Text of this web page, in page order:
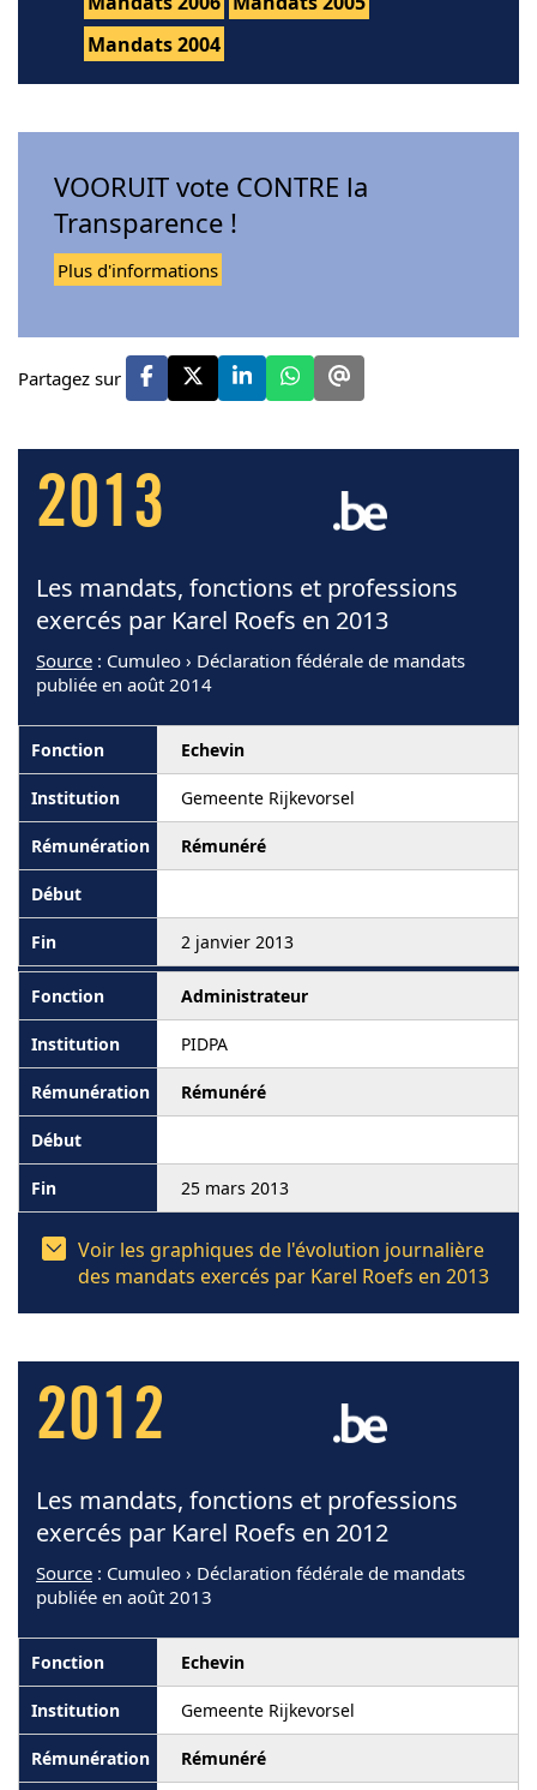
Mandats 2004
VOORUIT vote CONTRE la
Transparence !
Plus d'informations
Partagez sur
2013
Les mandats, fonctions et professions
exercés par Karel Roefs en 2013
Source : Cumuleo › Déclaration fédérale de mandats
publiée en août 2014
Echevin
Gemeente Rijkevorsel
Rémunéré
2 janvier 2013
Administrateur
PIDPA
Rémunéré
25 mars 2013
Voir les graphiques de l'évolution journalière
des mandats exercés par Karel Roefs en 2013
2012
Les mandats, fonctions et professions
exercés par Karel Roefs en 2012
Source : Cumuleo › Déclaration fédérale de mandats
publiée en août 2013
Echevin
Gemeente Rijkevorsel
Rémunéré